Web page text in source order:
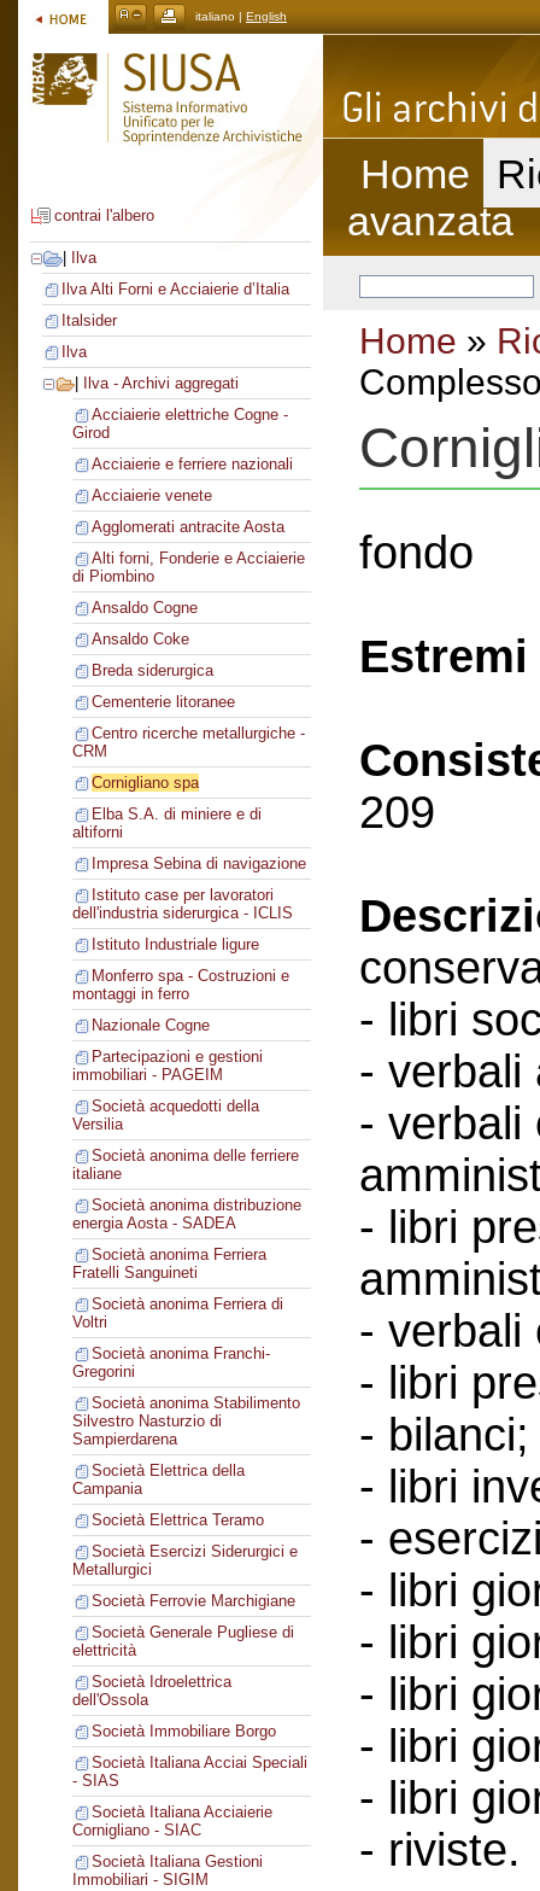
italiano | English
contrai l'albero
Ilva
Ilva Alti Forni e Acciaierie d’Italia
Italsider
Ilva
Ilva - Archivi aggregati
Acciaierie elettriche Cogne -
Girod
Acciaierie e ferriere nazionali
Acciaierie venete
Agglomerati antracite Aosta
Alti forni, Fonderie e Acciaierie
di Piombino
Ansaldo Cogne
Ansaldo Coke
Breda siderurgica
Cementerie litoranee
Centro ricerche metallurgiche -
CRM
Cornigliano spa
Elba S.A. di miniere e di
altiforni
Impresa Sebina di navigazione
Istituto case per lavoratori
dell'industria siderurgica - ICLIS
Istituto Industriale ligure
Monferro spa - Costruzioni e
montaggi in ferro
Nazionale Cogne
Partecipazioni e gestioni
immobiliari - PAGEIM
Società acquedotti della
Versilia
Società anonima delle ferriere
italiane
Società anonima distribuzione
energia Aosta - SADEA
Società anonima Ferriera
Fratelli Sanguineti
Società anonima Ferriera di
Voltri
Società anonima Franchi-
Gregorini
Società anonima Stabilimento
Silvestro Nasturzio di
Sampierdarena
Società Elettrica della
Campania
Società Elettrica Teramo
Società Esercizi Siderurgici e
Metallurgici
Società Ferrovie Marchigiane
Società Generale Pugliese di
elettricità
Società Idroelettrica
dell'Ossola
Società Immobiliare Borgo
Società Italiana Acciai Speciali
- SIAS
Società Italiana Acciaierie
Cornigliano - SIAC
Società Italiana Gestioni
Immobiliari - SIGIM
Home
avanzata
Home »
fondo
209
- libri
- verbali
- verbali
- libri
- verbali
- libri
- bilanci;
- libri
-
- libri
- libri
- libri
- libri
- libri
- riviste.